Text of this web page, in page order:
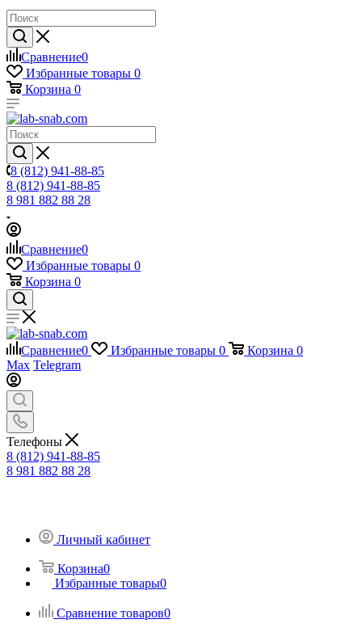
Сравнение0
Избранные товары 0
Корзина 0
8 (812) 941-88-85
8 (812) 941-88-85
8 981 882 88 28
Сравнение0
Избранные товары 0
Корзина 0
Сравнение0 Избранные товары 0 Корзина 0
Max Telegram
Телефоны
8 (812) 941-88-85
8 981 882 88 28
Личный кабинет
Корзина0
Избранные товары0
Сравнение товаров0